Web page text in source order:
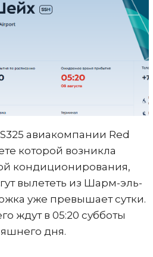
авиакомпании Red
которой возникла
кондиционирования,
вылететь из Шарм-эль-
уже превышает сутки.
ждут в 05:20 субботы
дня.